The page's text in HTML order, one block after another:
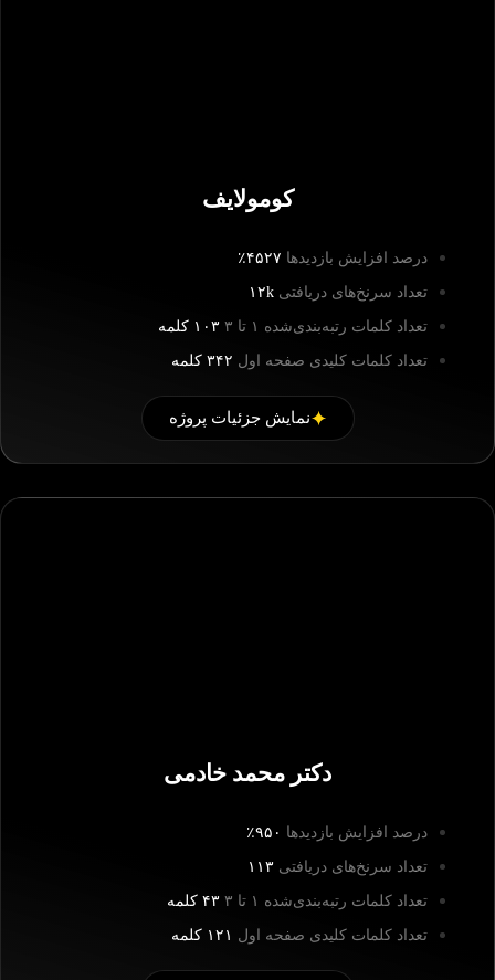
کومولایف
درصد افزایش بازدیدها ۴۵۲۷٪
تعداد سرنخ‌های دریافتی ۱۲k
تعداد کلمات رتبه‌بندی‌شده ۱ تا ۳ ۱۰۳ کلمه
تعداد کلمات کلیدی صفحه اول ۳۴۲ کلمه
نمایش جزئیات پروژه
دکتر محمد خادمی
درصد افزایش بازدیدها ۹۵۰٪
تعداد سرنخ‌های دریافتی ۱۱۳
تعداد کلمات رتبه‌بندی‌شده ۱ تا ۳ ۴۳ کلمه
تعداد کلمات کلیدی صفحه اول ۱۲۱ کلمه